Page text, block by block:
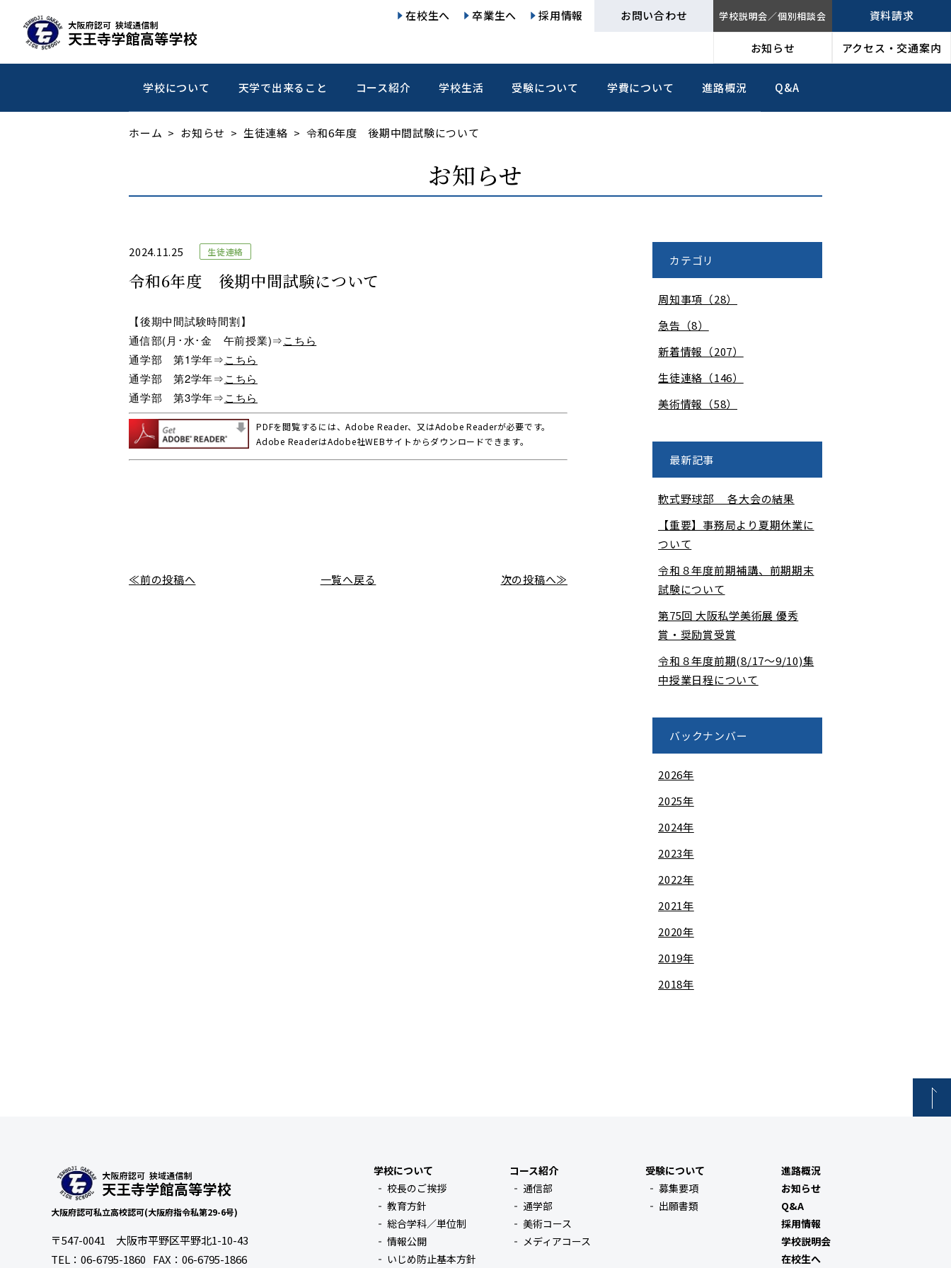
在校生へ 卒業生へ 採用情報 お問い合わせ 学校説明会／個別相談会 資料請求
お知らせ アクセス・交通案内
学校について 天学で出来ること コース紹介 学校生活 受験について 学費について 進路概況 Q&A
ホーム お知らせ 生徒連絡 令和6年度 後期中間試験について
お知らせ
2024.11.25 生徒連絡
令和6年度 後期中間試験について
【後期中間試験時間割】
通信部(月･水･金 午前授業)⇒こちら
通学部 第1学年⇒こちら
通学部 第2学年⇒こちら
通学部 第3学年⇒こちら
PDFを閲覧するには、Adobe Reader、又はAdobe Readerが必要です。
Adobe ReaderはAdobe社WEBサイトからダウンロードできます。
≪前の投稿へ 一覧へ戻る 次の投稿へ≫
カテゴリ
周知事項（28）
急告（8）
新着情報（207）
生徒連絡（146）
美術情報（58）
最新記事
軟式野球部 各大会の結果
【重要】事務局より夏期休業に
ついて
令和８年度前期補講、前期期末
試験について
第75回 大阪私学美術展 優秀
賞・奨励賞受賞
令和８年度前期(8/17～9/10)集
中授業日程について
バックナンバー
2026年
2025年
2024年
2023年
2022年
2021年
2020年
2019年
2018年
大阪府認可私立高校認可(大阪府指令私第29-6号)
〒547-0041 大阪市平野区平野北1-10-43
TEL： 06-6795-1860 FAX：06-6795-1866
学校について
校長のご挨拶
教育方針
総合学科／単位制
情報公開
いじめ防止基本方針
コース紹介
通信部
通学部
美術コース
メディアコース
受験について
募集要項
出願書類
進路概況
お知らせ
Q&A
採用情報
学校説明会
在校生へ